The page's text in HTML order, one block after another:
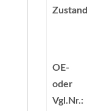
Zustand
OE-
oder
Vgl.Nr.: